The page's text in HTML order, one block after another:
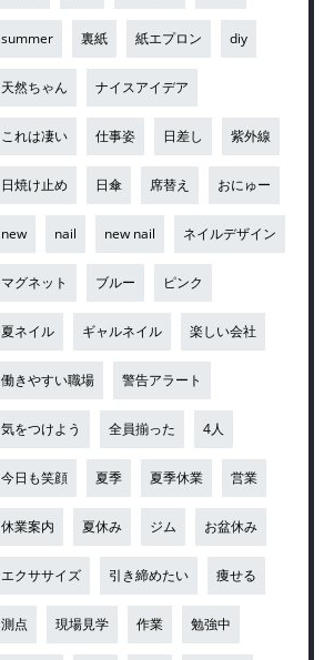
summer 裏紙 紙エプロン diy
天然ちゃん ナイスアイデア
これは凄い 仕事姿 日差し 紫外線
日焼け止め 日傘 席替え おにゅー
new nail new nail ネイルデザイン
マグネット ブルー ピンク
夏ネイル ギャルネイル 楽しい会社
働きやすい職場 警告アラート
気をつけよう 全員揃った 4人
今日も笑顔 夏季 夏季休業 営業
休業案内 夏休み ジム お盆休み
エクササイズ 引き締めたい 痩せる
測点 現場見学 作業 勉強中